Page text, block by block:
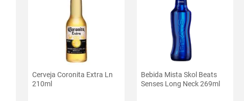
Cerveja Coronita Extra Ln
210ml
Bebida Mista Skol Beats
Senses Long Neck 269ml